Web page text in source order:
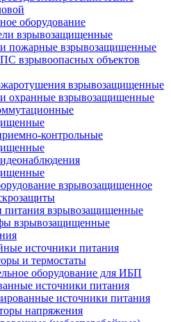
оборудование
взрывозащищенные
пожарные взрывозащищенные
взрывоопасных объектов
взрывозащищенные
охранные взрывозащищенные
контрольные
взрывозащищенное
питания взрывозащищенные
взрывозащищенные
источники питания
и термостаты
оборудование для ИБП
источники питания
источники питания
напряжения